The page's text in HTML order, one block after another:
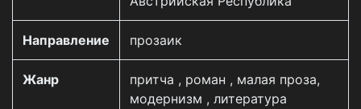
Направление прозаик
Жанр
притча , роман , малая проза,
модернизм , литература